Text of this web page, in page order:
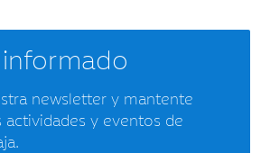
newsletter y mantente
y eventos de